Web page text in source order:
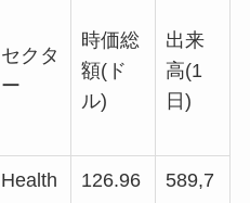
セクタ
ー
時価総
額(ド
ル)
出来
高(1
日)
Health
126.96
589,7